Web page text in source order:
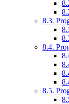
8.3.
8.4.
8.5.